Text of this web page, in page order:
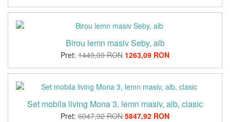
Birou lemn masiv Seby, alb
Pret: 1449,09 RON 1263,09 RON
Set mobila living Mona 3, lemn masiv, alb, clasic
Pret: 6047,92 RON 5847,92 RON